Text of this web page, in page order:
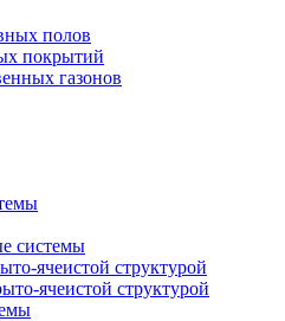
полов
покрытий
газонов
системы
ячеистой структурой
ячеистой структурой